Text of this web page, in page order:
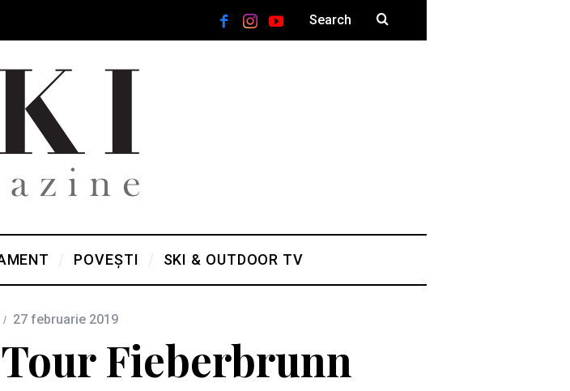
POVEȘTI SKI & OUTDOOR TV
27 februarie 2019
Fieberbrunn